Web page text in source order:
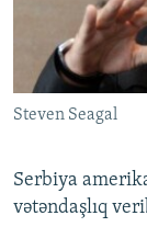
İNFOQRAFIKA
KARIKATURA
AZƏRBAYCAN
İSLAM VƏ
MISSIYAMIZ
PEŞƏ ETIKASI
BIZIMLƏ ƏLAQƏ
XƏBƏR
BIZI IZLƏ
Steven Seagal
Serbiya
vətəndaşlıq